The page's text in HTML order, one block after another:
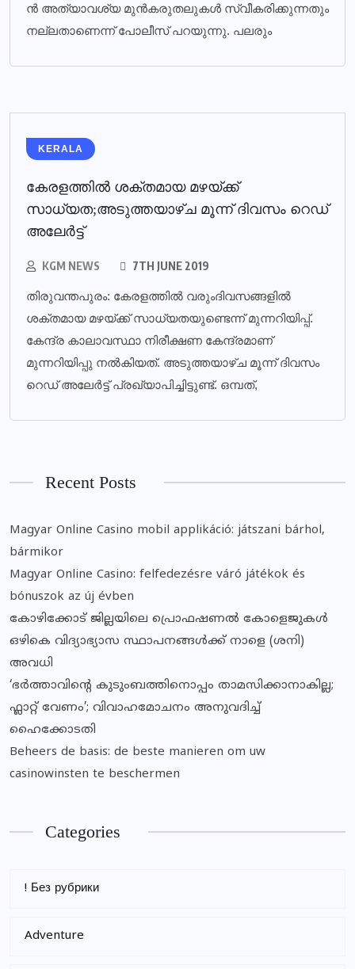
ന്‍ അ​ത്യാ​വ​ശ്യ മു​ന്‍​ക​രു​ത​ലു​ക​ള്‍ സ്വീ​ക​രി​ക്കു​ന്ന​തും
ന​ല്ല​താ​ണെ​ന്ന് പോ​ലീ​സ് പ​റ​യു​ന്നു. പ​ല​രും
KERALA
കേരളത്തില്‍ ശക്തമായ മഴയ്ക്ക്
സാധ്യത;അടുത്തയാഴ്ച മൂന്ന് ദിവസം റെഡ്
അലേര്‍ട്ട്
KGM NEWS 7TH JUNE 2019
തിരുവന്തപുരം: കേരളത്തില്‍ വരുംദിവസങ്ങളില്‍
ശക്തമായ മഴയ്ക്ക് സാധ്യതയുണ്ടെന്ന് മുന്നറിയിപ്പ്.
കേന്ദ്ര കാലാവസ്ഥാ നിരീക്ഷണ കേന്ദ്രമാണ്
മുന്നറിയിപ്പു നല്‍കിയത്. അടുത്തയാഴ്ച മൂന്ന് ദിവസം
റെഡ് അലേര്‍ട്ട് പ്രഖ്യാപിച്ചിട്ടുണ്ട്. ഒമ്പത്,
Recent Posts
Magyar Online Casino mobil applikáció: játszani bárhol,
bármikor
Magyar Online Casino: felfedezésre váró játékok és
bónuszok az új évben
കോഴിക്കോട് ജില്ലയിലെ പ്രൊഫഷണൽ കോളെജുകൾ
ഒഴികെ വിദ്യാഭ്യാസ സ്ഥാപനങ്ങൾക്ക് നാളെ (ശനി)
അവധി
‘ഭർത്താവിന്റെ കുടുംബത്തിനൊപ്പം താമസിക്കാനാകില്ല;
ഫ്ലാറ്റ് വേണം’; വിവാഹമോചനം അനുവദിച്ച്
ഹൈക്കോടതി
Beheers de basis: de beste manieren om uw
casinowinsten te beschermen
Categories
! Без рубрики
Adventure